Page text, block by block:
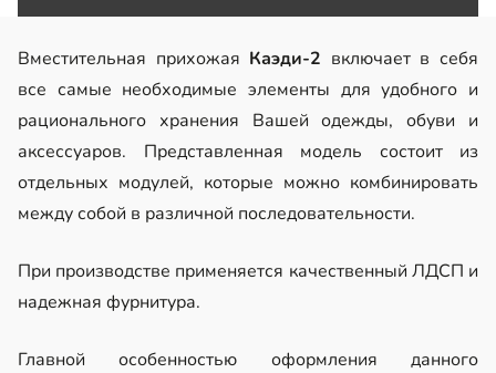
Вместительная прихожая Каэди-2 включает в себя
все самые необходимые элементы для удобного и
рационального хранения Вашей одежды, обуви и
аксессуаров. Представленная модель состоит из
отдельных модулей, которые можно комбинировать
между собой в различной последовательности.
При производстве применяется качественный ЛДСП и
надежная фурнитура.
Главной особенностью оформления данного